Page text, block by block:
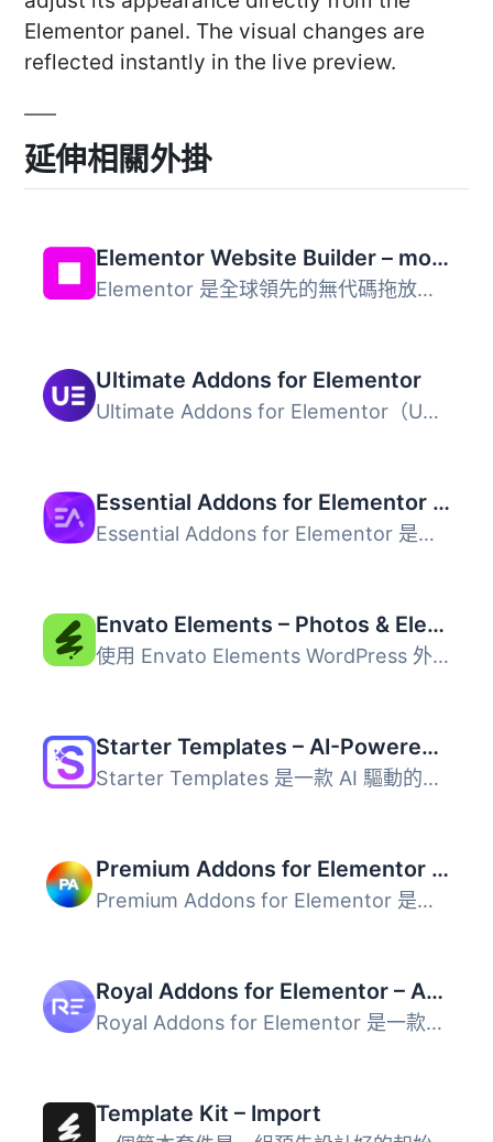
Elementor panel. The visual changes are
reflected instantly in the live preview.
延伸相關外掛
Elementor Website Builder – more than just a page builder
Elementor 是全球領先的無代碼拖放式 WordPress 網站建置平台...
Ultimate Addons for Elementor
Ultimate Addons for Elementor（UAE）是一款輕量且功能強大...
Essential Addons for Elementor – Popular Elementor Templates & Widgets
Essential Addons for Elementor 是一款強大的外掛，提供超過...
Envato Elements – Photos & Elementor Templates
使用 Envato Elements WordPress 外掛，您可以更快地建立專業...
Starter Templates – AI-Powered Templates for Elementor & Gutenberg
Starter Templates 是一款 AI 驅動的網站建置外掛，能讓使用...
Premium Addons for Elementor – Elementor Templates, Widgets & MCP Tools
Premium Addons for Elementor 是一款強化 Elementor 頁面編...
Royal Addons for Elementor – Addons and Templates Kit for Elementor
Royal Addons for Elementor 是一款多功能、直觀且易於使用的...
Template Kit – Import